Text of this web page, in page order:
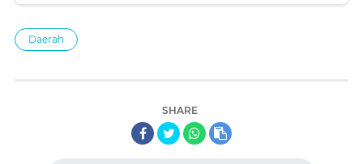
Daerah
SHARE